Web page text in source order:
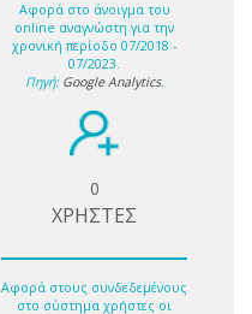
Αφορά στο άνοιγμα του
online αναγνώστη για την
χρονική περίοδο 07/2018 -
07/2023.
Πηγή: Google Analytics.
0
ΧΡΗΣΤΕΣ
Αφορά στους συνδεδεμένους
στο σύστημα χρήστες οι